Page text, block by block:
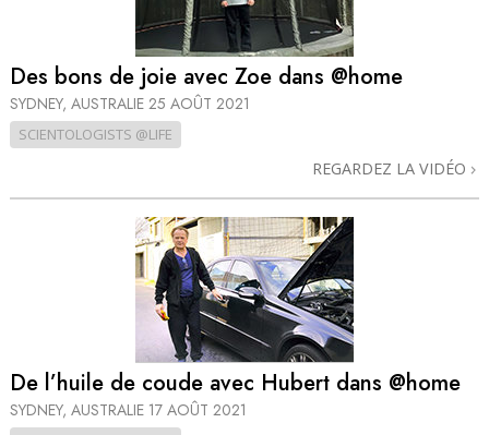
Des bons de joie avec Zoe dans @home
SYDNEY, AUSTRALIE 25 AOÛT 2021
SCIENTOLOGISTS @LIFE
REGARDEZ LA VIDÉO
De l’huile de coude avec Hubert dans @home
SYDNEY, AUSTRALIE 17 AOÛT 2021